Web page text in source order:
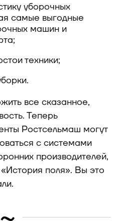
уборочных
самые выгодные
машин и
техники;
все сказанное,
Теперь
Ростсельмаш могут
с системами
производителей,
поля». Вы это